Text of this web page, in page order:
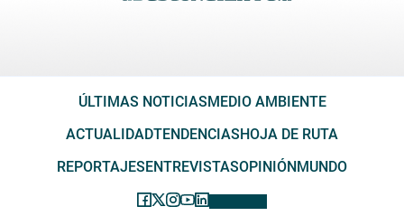
ÚLTIMAS NOTICIASMEDIO AMBIENTE
ACTUALIDADTENDENCIASHOJA DE RUTA
REPORTAJESENTREVISTASOPINIÓNMUNDO